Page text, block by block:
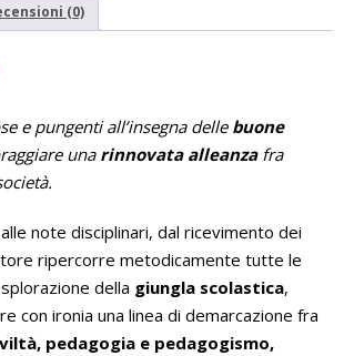
(0)
e pungentiall’insegna delle buone
unarinnovata alleanza fra
note disciplinari, dal ricevimento dei
ripercorre metodicamente tutte le
della giungla scolastica,
con ironia una linea di demarcazione fra
pedagogia e pedagogismo,